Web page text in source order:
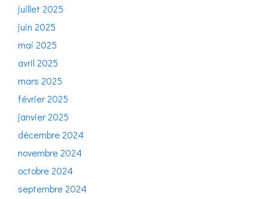
juillet 2025
juin 2025
mai 2025
avril 2025
mars 2025
février 2025
janvier 2025
décembre 2024
novembre 2024
octobre 2024
septembre 2024